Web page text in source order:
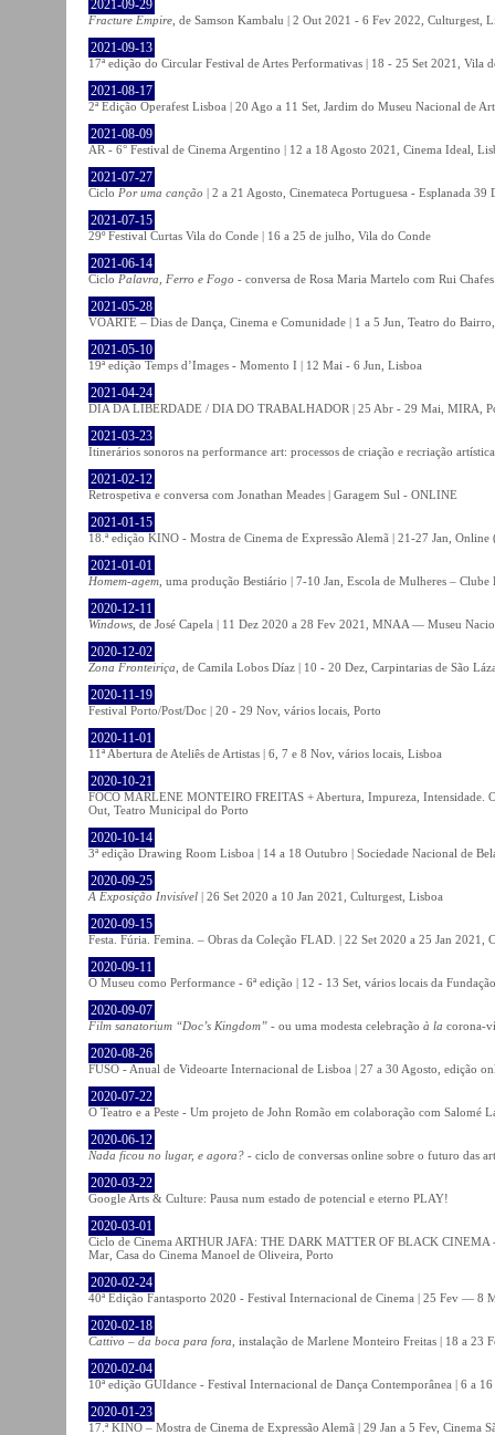
2021-09-29
Fracture Empire , de Samson Kambalu | 2 Out 2021 - 6 Fev 2022, Culturgest,
2021-09-13
17ª edição do Circular Festival de Artes Performativas | 18 - 25 Set 2021, Vila
2021-08-17
2ª Edição Operafest Lisboa | 20 Ago a 11 Set, Jardim do Museu Nacional de
2021-08-09
AR - 6° Festival de Cinema Argentino | 12 a 18 Agosto 2021, Cinema Ideal,
2021-07-27
Ciclo Por uma canção | 2 a 21 Agosto, Cinemateca Portuguesa - Esplanada 39
2021-07-15
29º Festival Curtas Vila do Conde | 16 a 25 de julho, Vila do Conde
2021-06-14
Ciclo Palavra, Ferro e Fogo - conversa de Rosa Maria Martelo com Rui
2021-05-28
VOARTE – Dias de Dança, Cinema e Comunidade | 1 a 5 Jun, Teatro do
2021-05-10
19ª edição Temps d’Images - Momento I | 12 Mai - 6 Jun, Lisboa
2021-04-24
DIA DA LIBERDADE / DIA DO TRABALHADOR | 25 Abr - 29 Mai, MIRA,
2021-03-23
Itinerários sonoros na performance art: processos de criação e recriação
2021-02-12
Retrospetiva e conversa com Jonathan Meades | Garagem Sul - ONLINE
2021-01-15
18.ª edição KINO - Mostra de Cinema de Expressão Alemã | 21-27 Jan,
2021-01-01
Homem-agem , uma produção Bestiário | 7-10 Jan, Escola de Mulheres – Clube
2020-12-11
Windows , de José Capela | 11 Dez 2020 a 28 Fev 2021, MNAA — Museu
2020-12-02
Zona Fronteiriça , de Camila Lobos Díaz | 10 - 20 Dez, Carpintarias de São
2020-11-19
Festival Porto/Post/Doc | 20 - 29 Nov, vários locais, Porto
2020-11-01
11ª Abertura de Ateliês de Artistas | 6, 7 e 8 Nov, vários locais, Lisboa
2020-10-21
FOCO MARLENE MONTEIRO FREITAS + Abertura, Impureza, Intensidade.
Out, Teatro Municipal do Porto
2020-10-14
3ª edição Drawing Room Lisboa | 14 a 18 Outubro | Sociedade Nacional de
2020-09-25
A Exposição Invisível | 26 Set 2020 a 10 Jan 2021, Culturgest, Lisboa
2020-09-15
Festa. Fúria. Femina. – Obras da Coleção FLAD. | 22 Set 2020 a 25 Jan
2020-09-11
O Museu como Performance - 6ª edição | 12 - 13 Set, vários locais da
2020-09-07
Film sanatorium “Doc’s Kingdom” - ou uma modesta celebração à la corona-
2020-08-26
FUSO - Anual de Videoarte Internacional de Lisboa | 27 a 30 Agosto, edição
2020-07-22
O Teatro e a Peste - Um projeto de John Romão em colaboração com Salomé
2020-06-12
Nada ficou no lugar, e agora? - ciclo de conversas online sobre o futuro das
2020-03-22
Google Arts & Culture: Pausa num estado de potencial e eterno PLAY!
2020-03-01
Ciclo de Cinema ARTHUR JAFA: THE DARK MATTER OF BLACK
Mar, Casa do Cinema Manoel de Oliveira, Porto
2020-02-24
40ª Edição Fantasporto 2020 - Festival Internacional de Cinema | 25 Fev — 8
2020-02-18
Cattivo – da boca para fora , instalação de Marlene Monteiro Freitas | 18 a
2020-02-04
10ª edição GUIdance - Festival Internacional de Dança Contemporânea | 6 a
2020-01-23
17.ª KINO – Mostra de Cinema de Expressão Alemã | 29 Jan a 5 Fev, Cinema